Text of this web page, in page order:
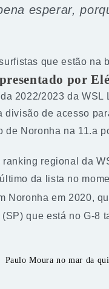
esperar,
que estão na
por
2022/2023 da
divisão de acesso
de Noronha na 11.a
ranking regional da
da lista no
Noronha em 2020,
que está no G-8
Paulo Moura no mar da